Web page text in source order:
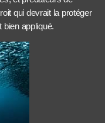
qui devrait la protéger
bien appliqué.